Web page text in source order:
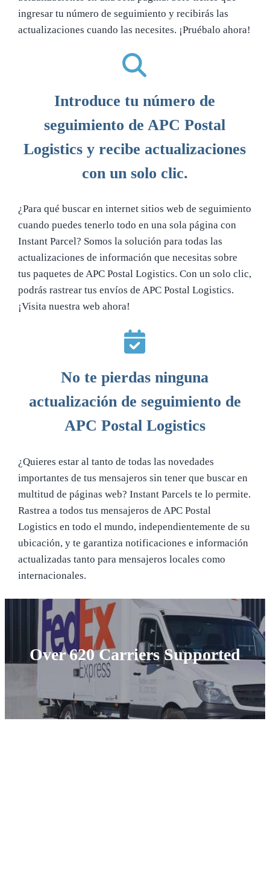
ingresar tu número de seguimiento y recibirás las
actualizaciones cuando las necesites. ¡Pruébalo ahora!
Introduce tu número de
seguimiento de APC Postal
Logistics y recibe actualizaciones
con un solo clic.
¿Para qué buscar en internet sitios web de seguimiento
cuando puedes tenerlo todo en una sola página con
Instant Parcel? Somos la solución para todas las
actualizaciones de información que necesitas sobre
tus paquetes de APC Postal Logistics. Con un solo clic,
podrás rastrear tus envíos de APC Postal Logistics.
¡Visita nuestra web ahora!
No te pierdas ninguna
actualización de seguimiento de
APC Postal Logistics
¿Quieres estar al tanto de todas las novedades
importantes de tus mensajeros sin tener que buscar en
multitud de páginas web? Instant Parcels te lo permite.
Rastrea a todos tus mensajeros de APC Postal
Logistics en todo el mundo, independientemente de su
ubicación, y te garantiza notificaciones e información
actualizadas tanto para mensajeros locales como
internacionales.
Over 620 Carriers Supported